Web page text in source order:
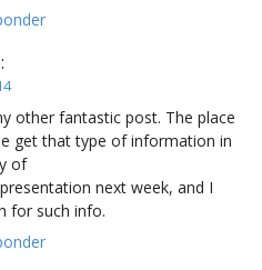
other fantastic post. The place
get that type of information in
of
next week, and I
for such info.